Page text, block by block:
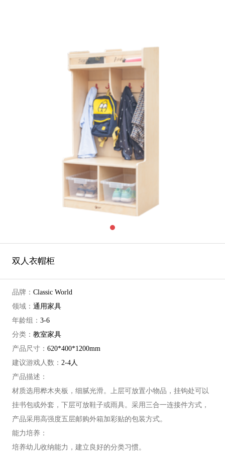
双人衣帽柜
品牌： Classic World
领域： 通用家具
年龄组： 3-6
分类： 教室家具
产品尺寸： 620*400*1200mm
建议游戏人数： 2-4人
产品描述：
材质选用桦木夹板，细腻光滑。上层可放置小物品，挂钩处可以
挂书包或外套，下层可放鞋子或雨具。采用三合一连接件方式，
产品采用高强度五层邮购外箱加彩贴的包装方式。
能力培养：
培养幼儿收纳能力，建立良好的分类习惯。